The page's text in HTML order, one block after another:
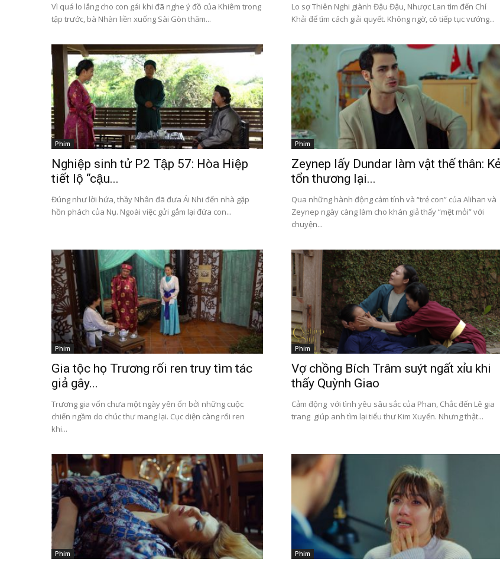
Vì quá lo lắng cho con gái khi đã nghe ý đồ của Khiêm trong
tập trước, bà Nhàn liền xuống Sài Gòn thăm...
Lo sợ Thiên Nghi giành Đậu Đậu, Nhược Lan tìm đến Chí
Khải để tìm cách giải quyết. Không ngờ, cô tiếp tục vướng...
Phim
Nghiệp sinh tử P2 Tập 57: Hòa Hiệp
tiết lộ “cậu...
Đúng như lời hứa, thầy Nhân đã đưa Ái Nhi đến nhà gặp
hồn phách của Nụ. Ngoài việc gửi gắm lại đứa con...
Phim
Zeynep lấy Dundar làm vật thế thân:
tổn thương lại...
Qua những hành động cảm tính và “trẻ con” của Alihan và
Zeynep ngày càng làm cho khán giả thấy “mệt mỏi” với
chuyện...
Phim
Gia tộc họ Trương rối ren truy tìm tác
giả gây...
Trương gia vốn chưa một ngày yên ổn bởi những cuộc
chiến ngầm do chúc thư mang lại. Cục diện càng rối ren
khi...
Phim
Vợ chồng Bích Trâm suýt ngất xỉu khi
thấy Quỳnh Giao
Cảm động với tình yêu sâu sắc của Phan, Chắc đến Lê gia
trang giúp anh tìm lại tiểu thư Kim Xuyến. Nhưng thật...
Phim Phim